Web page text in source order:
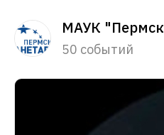
МАУК
50 событий